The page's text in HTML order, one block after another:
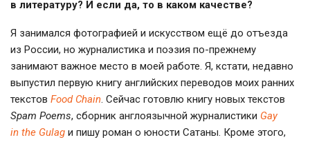
в литературу? И если да, то в каком качестве?
Я занимался фотографией и искусством ещё до отъезда
из России, но журналистика и поэзия по-прежнему
занимают важное место в моей работе. Я, кстати, недавно
выпустил первую книгу английских переводов моих ранних
текстов Food Chain. Сейчас готовлю книгу новых текстов
Spam Poems, сборник англоязычной журналистики Gay
in the Gulag и пишу роман о юности Сатаны. Кроме этого,